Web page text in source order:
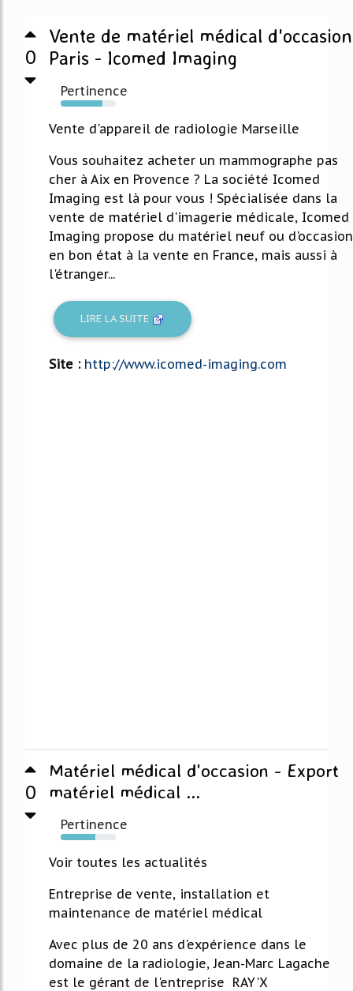
0
Vente de matériel médical d'occasion
Paris - Icomed Imaging
Pertinence
75%
Vente d'appareil de radiologie Marseille
Vous souhaitez acheter un mammographe pas
cher à Aix en Provence ? La société Icomed
Imaging est là pour vous ! Spécialisée dans la
vente de matériel d'imagerie médicale, Icomed
Imaging propose du matériel neuf ou d'occasion
en bon état à la vente en France, mais aussi à
l'étranger...
LIRE LA SUITE
Site : http://www.icomed-imaging.com
0
Matériel médical d'occasion - Export
matériel médical ...
Pertinence
63%
Voir toutes les actualités
Entreprise de vente, installation et
maintenance de matériel médical
Avec plus de 20 ans d'expérience dans le
domaine de la radiologie, Jean-Marc Lagache
est le gérant de l'entreprise RAY'X